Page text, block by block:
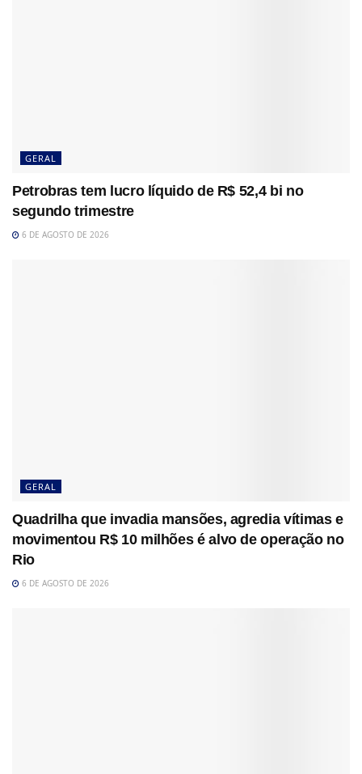
GERAL
Petrobras tem lucro líquido de R$ 52,4 bi no
segundo trimestre
6 DE AGOSTO DE 2026
GERAL
Quadrilha que invadia mansões, agredia vítimas e
movimentou R$ 10 milhões é alvo de operação no
Rio
6 DE AGOSTO DE 2026